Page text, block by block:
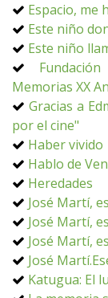
Espacio, me
Este niño
Este niño
Memorias XX
Gracias a
por el cine"
Haber vivido
Hablo de
Heredades
José Martí,
José Martí,
José Martí,
José
Katugua: El